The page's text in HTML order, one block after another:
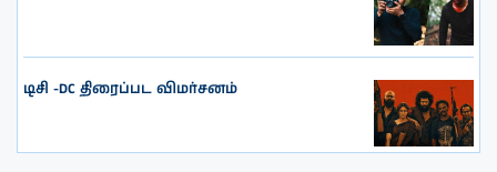
டிசி -DC திரைப்பட விமர்சனம்